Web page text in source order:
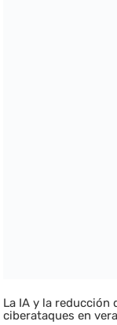
La IA y la reducción
ciberataques en